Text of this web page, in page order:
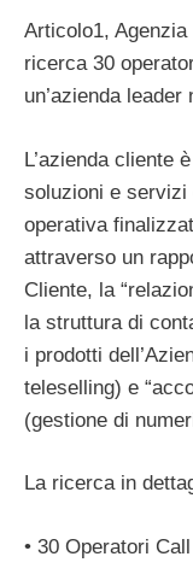
Articolo1,
ricerca 30
un’azienda
L’azienda cliente
soluzioni e servizi
operativa
attraverso un
Cliente, la
la struttura di
i prodotti
teleselling) e
(gestione di
La ricerca in
• 30 Operatori